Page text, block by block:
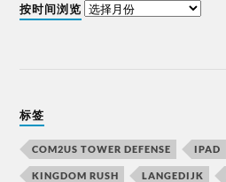
按时间浏览
标签
COM2US TOWER DEFENSE IPAD
KINGDOM RUSH LANGEDIJK